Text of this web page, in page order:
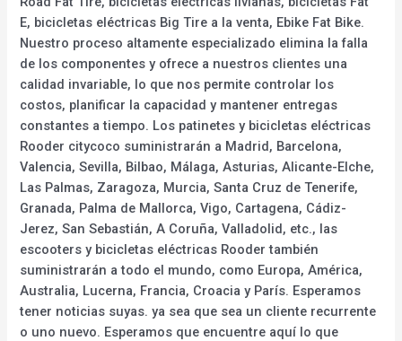
E, bicicletas eléctricas Big Tire a la venta, Ebike Fat Bike.
Nuestro proceso altamente especializado elimina la falla
de los componentes y ofrece a nuestros clientes una
calidad invariable, lo que nos permite controlar los
costos, planificar la capacidad y mantener entregas
constantes a tiempo. Los patinetes y bicicletas eléctricas
Rooder citycoco suministrarán a Madrid, Barcelona,
Valencia, Sevilla, Bilbao, Málaga, Asturias, Alicante-Elche,
Las Palmas, Zaragoza, Murcia, Santa Cruz de Tenerife,
Granada, Palma de Mallorca, Vigo, Cartagena, Cádiz-
Jerez, San Sebastián, A Coruña, Valladolid, etc., las
escooters y bicicletas eléctricas Rooder también
suministrarán a todo el mundo, como Europa, América,
Australia, Lucerna, Francia, Croacia y París. Esperamos
tener noticias suyas. ya sea que sea un cliente recurrente
o uno nuevo. Esperamos que encuentre aquí lo que